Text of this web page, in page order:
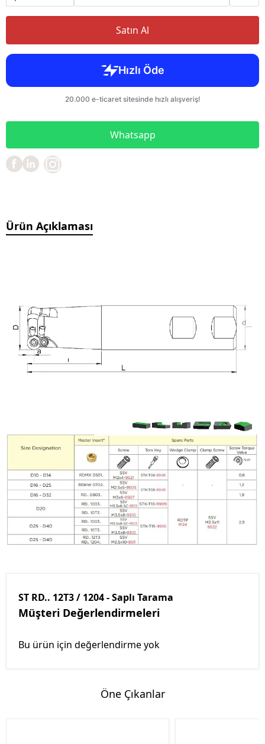
Satın Al
Whatsapp
Ürün Açıklaması
ST RD.. 12T3 / 1204 - Saplı Tarama
Müşteri Değerlendirmeleri
Bu ürün için değerlendirme yok
Öne Çıkanlar